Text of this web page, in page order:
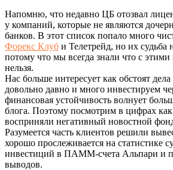
Напомню, что недавно ЦБ отозвал
у компаний, которые не являются
банков. В этот список попало много
Форекс Клуб и Телетрейд, но их судьба
потому что мы всегда знали что с
нельзя.
Нас больше интересует как обстоят
довольно давно и много инвестируем
финансовая устойчивость волнует
блога. Поэтому посмотрим в цифрах
восприняли негативный новостной
Разумеется часть клиентов решили
хорошо прослеживается на статистике
инвестиций в ПАММ-счета Альпари и
выводов.